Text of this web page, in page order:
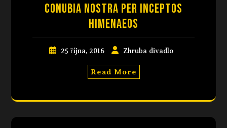
Conubia nostra per inceptos
himenaeos
25 října, 2016 Zhruba divadlo
Read More